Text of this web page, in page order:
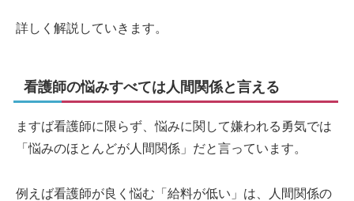
詳しく解説していきます。
看護師の悩みすべては人間関係と言える
ますば看護師に限らず、悩みに関して嫌われる勇気では
「悩みのほとんどが人間関係」だと言っています。
例えば看護師が良く悩む「給料が低い」は、人間関係の